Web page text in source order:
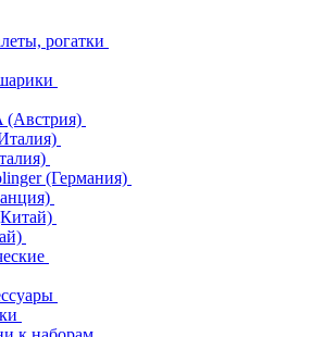
рогатки
(Австрия)
(Германия)